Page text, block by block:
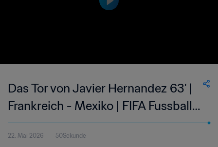
Das Tor von Javier Hernandez 63' |
Frankreich - Mexiko | FIFA Fussball-
Weltmeisterschaft Südafrika 2010™
22. Mai 2026 50Sekunde